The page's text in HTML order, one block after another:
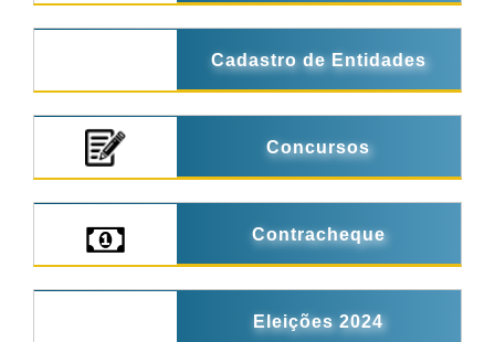
Cadastro de Entidades
Concursos
Contracheque
Eleições 2024